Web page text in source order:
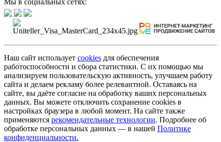
Наш сайт использует cookies для обеспечения
работоспособности и сбора статистики. С их помощью мы
анализируем пользовательскую активность, улучшаем работу
сайта и делаем рекламу более релевантной. Оставаясь на
сайте, вы даёте согласие на обработку ваших персональных
данных. Вы можете отключить сохранение cookies в
настройках браузера в любой момент. На сайте также
применяются рекомендательные технологии. Подробнее об
обработке персональных данных — в нашей Политике
конфиденциальности.